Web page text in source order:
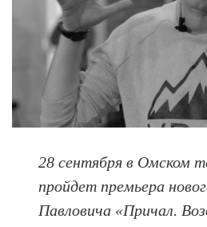
28 сентября в Омском
пройдет премьера
Павловича «Причал.